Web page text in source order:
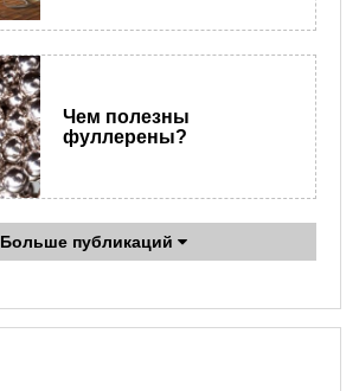
Чем полезны
фуллерены?
Больше публикаций